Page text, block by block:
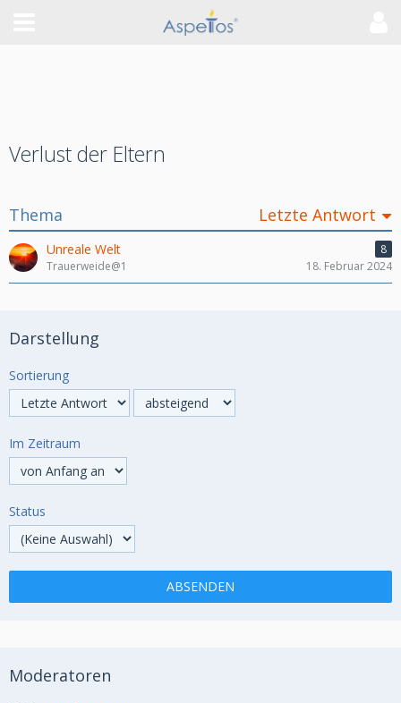
Verlust der Eltern
Thema Letzte Antwort
Unreale Welt
8
Trauerweide@1
18. Februar 2024
Darstellung
Sortierung
Im Zeitraum
Status
Moderatoren